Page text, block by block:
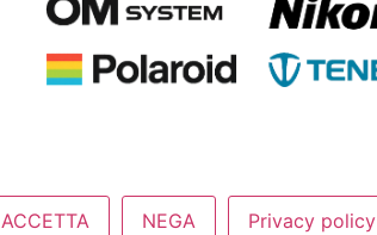
ACCETTA NEGA Privacy policy